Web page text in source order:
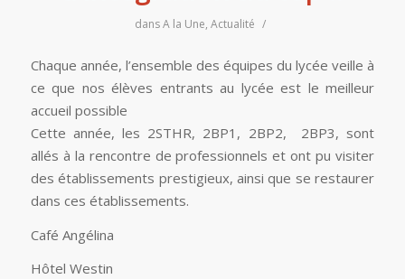
dansA la Une, Actualité /
Chaque année, l’ensemble des équipes du lycée veille à
ce que nos élèves entrants au lycée est le meilleur
accueil possible
Cette année, les 2STHR, 2BP1, 2BP2, 2BP3, sont
allés à la rencontre de professionnels et ont pu visiter
des établissements prestigieux, ainsi que se restaurer
dans ces établissements.
Café Angélina
Hôtel Westin